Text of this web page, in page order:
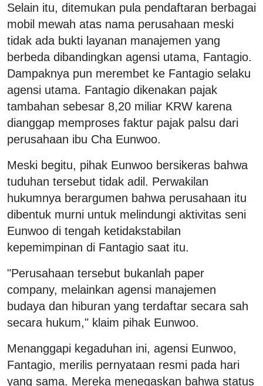
Selain itu, ditemukan pula pendaftaran berbagai
mobil mewah atas nama perusahaan meski
tidak ada bukti layanan manajemen yang
berbeda dibandingkan agensi utama, Fantagio.
Dampaknya pun merembet ke Fantagio selaku
agensi utama. Fantagio dikenakan pajak
tambahan sebesar 8,20 miliar KRW karena
dianggap memproses faktur pajak palsu dari
perusahaan ibu Cha Eunwoo.
Meski begitu, pihak Eunwoo bersikeras bahwa
tuduhan tersebut tidak adil. Perwakilan
hukumnya berargumen bahwa perusahaan itu
dibentuk murni untuk melindungi aktivitas seni
Eunwoo di tengah ketidakstabilan
kepemimpinan di Fantagio saat itu.
"Perusahaan tersebut bukanlah paper
company, melainkan agensi manajemen
budaya dan hiburan yang terdaftar secara sah
secara hukum," klaim pihak Eunwoo.
Menanggapi kegaduhan ini, agensi Eunwoo,
Fantagio, merilis pernyataan resmi pada hari
yang sama. Mereka menegaskan bahwa status